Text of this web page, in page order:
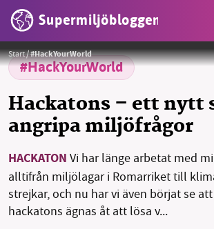
Supermiljöbloggen
OMRÅDEN
MILJÖFAKTA
OM OSS
Sök Sparade inlägg
Start/#HackYourWorld
#HackYourWorld
Hackatons – ett nytt
angripa miljöfrågor
HACKATON Vi har länge arbetat med
alltifrån miljölagar i Romarriket till
strejkar, och nu har vi även börjat se
hackatons ägnas åt att lösa v...
Foto: